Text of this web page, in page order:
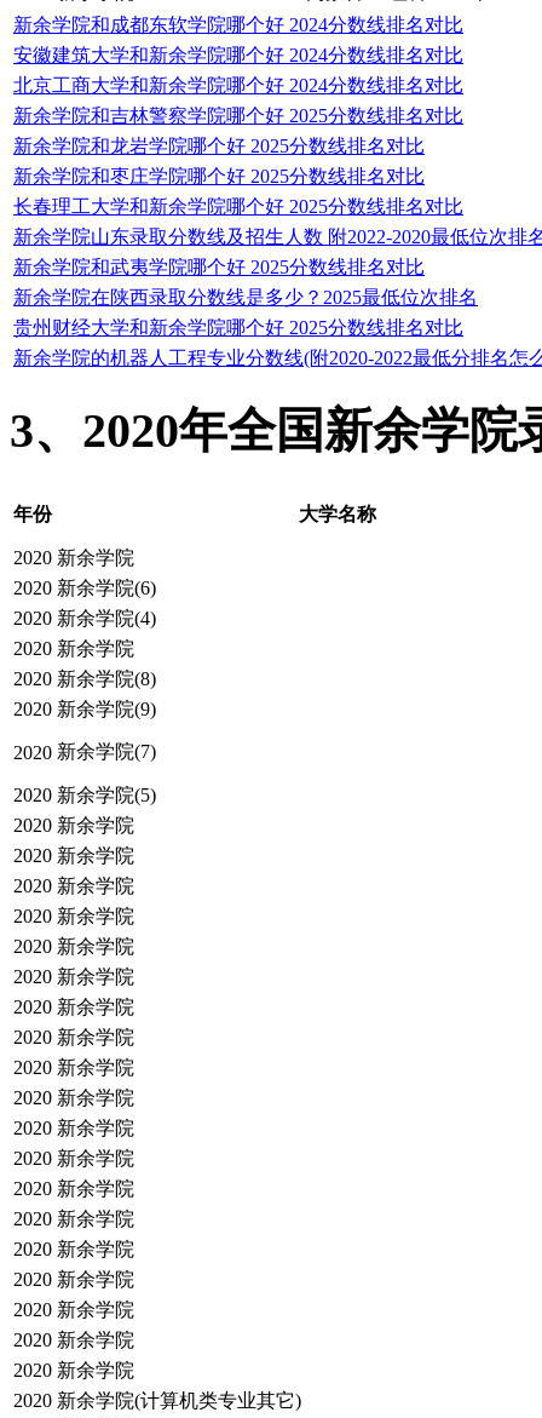
新余学院和成都东软学院哪个好 2024分数线排名对比
安徽建筑大学和新余学院哪个好 2024分数线排名对比
北京工商大学和新余学院哪个好 2024分数线排名对比
新余学院和吉林警察学院哪个好 2025分数线排名对比
新余学院和龙岩学院哪个好 2025分数线排名对比
新余学院和枣庄学院哪个好 2025分数线排名对比
长春理工大学和新余学院哪个好 2025分数线排名对比
新余学院山东录取分数线及招生人数 附2022-2020最低位次排
新余学院和武夷学院哪个好 2025分数线排名对比
新余学院在陕西录取分数线是多少？2025最低位次排名
贵州财经大学和新余学院哪个好 2025分数线排名对比
新余学院的机器人工程专业分数线(附2020-2022最低分排名怎
3、2020年全国新余学院
年份 大学名称
2020 新余学院
2020 新余学院(6)
2020 新余学院(4)
2020 新余学院
2020 新余学院(8)
2020 新余学院(9)
2020 新余学院(7)
2020 新余学院(5)
2020 新余学院
2020 新余学院
2020 新余学院
2020 新余学院
2020 新余学院
2020 新余学院
2020 新余学院
2020 新余学院
2020 新余学院
2020 新余学院
2020 新余学院
2020 新余学院
2020 新余学院
2020 新余学院
2020 新余学院
2020 新余学院
2020 新余学院
2020 新余学院
2020 新余学院
2020 新余学院(计算机类专业其它)